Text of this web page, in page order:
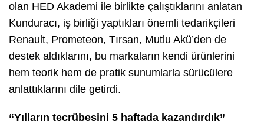
olan HED Akademi ile birlikte çalıştıklarını anlatan
Kunduracı, iş birliği yaptıkları önemli tedarikçileri
Renault, Prometeon, Tırsan, Mutlu Akü’den de
destek aldıklarını, bu markaların kendi ürünlerini
hem teorik hem de pratik sunumlarla sürücülere
anlattıklarını dile getirdi.
“Yılların tecrübesini 5 haftada kazandırdık”